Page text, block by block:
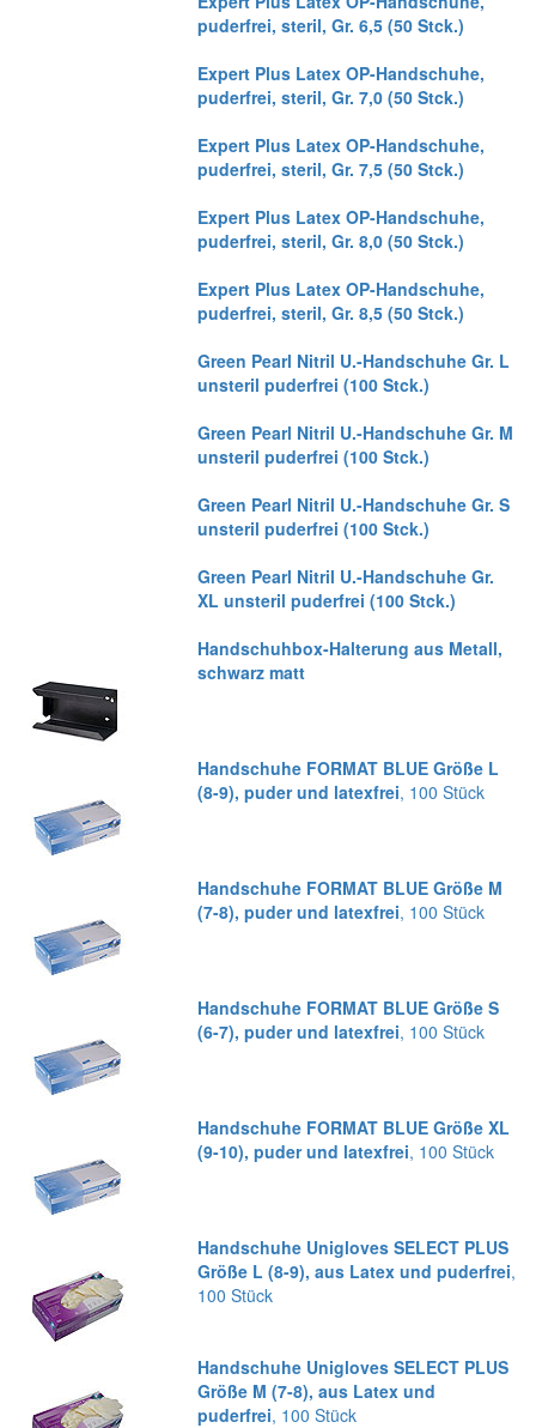
puderfrei, steril, Gr. 6,5 (50 Stck.)
Expert Plus Latex OP-Handschuhe,
puderfrei, steril, Gr. 7,0 (50 Stck.)
Expert Plus Latex OP-Handschuhe,
puderfrei, steril, Gr. 7,5 (50 Stck.)
Expert Plus Latex OP-Handschuhe,
puderfrei, steril, Gr. 8,0 (50 Stck.)
Expert Plus Latex OP-Handschuhe,
puderfrei, steril, Gr. 8,5 (50 Stck.)
Green Pearl Nitril U.-Handschuhe Gr. L
unsteril puderfrei (100 Stck.)
Green Pearl Nitril U.-Handschuhe Gr. M
unsteril puderfrei (100 Stck.)
Green Pearl Nitril U.-Handschuhe Gr. S
unsteril puderfrei (100 Stck.)
Green Pearl Nitril U.-Handschuhe Gr.
XL unsteril puderfrei (100 Stck.)
Handschuhbox-Halterung aus Metall,
schwarz matt
Handschuhe FORMAT BLUE Größe L
(8-9), puder und latexfrei, 100 Stück
Handschuhe FORMAT BLUE Größe M
(7-8), puder und latexfrei, 100 Stück
Handschuhe FORMAT BLUE Größe S
(6-7), puder und latexfrei, 100 Stück
Handschuhe FORMAT BLUE Größe XL
(9-10), puder und latexfrei, 100 Stück
Handschuhe Unigloves SELECT PLUS
Größe L (8-9), aus Latex und puderfrei,
100 Stück
Handschuhe Unigloves SELECT PLUS
Größe M (7-8), aus Latex und
puderfrei, 100 Stück